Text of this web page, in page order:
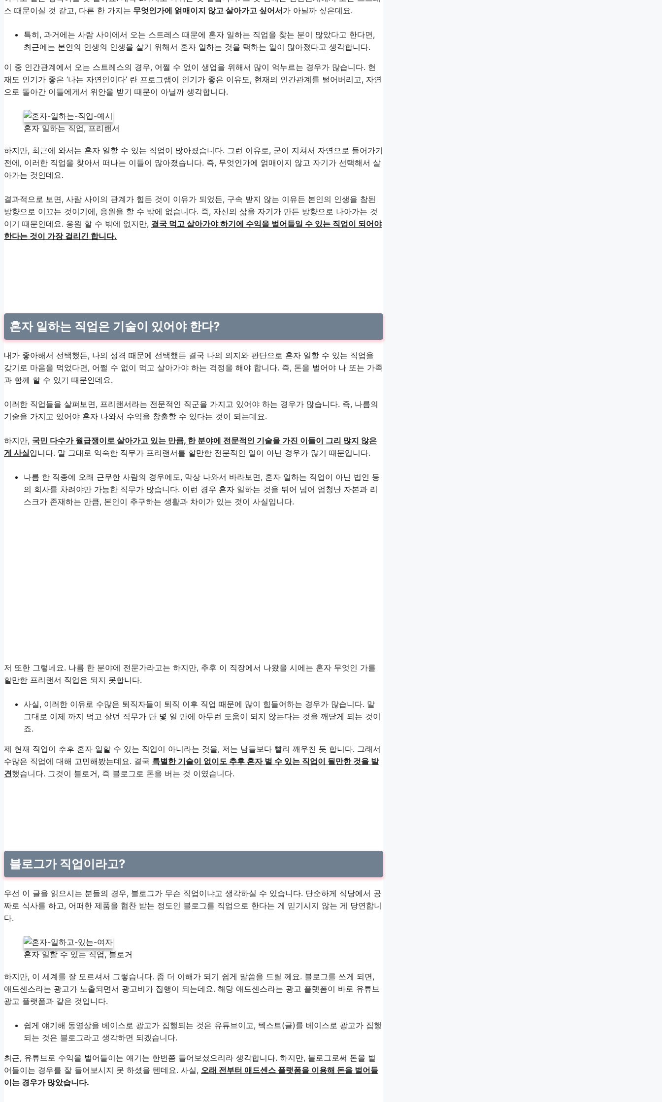
스 때문이실 것 같고, 다른 한 가지는 무엇인가에 얽매이지 않고 살아가고 싶어서가 아닐까 싶은데요.
특히, 과거에는 사람 사이에서 오는 스트레스 때문에 혼자 일하는 직업을 찾는 분이 많았다고 한다면,
최근에는 본인의 인생의 인생을 살기 위해서 혼자 일하는 것을 택하는 일이 많아졌다고 생각합니다.
이 중 인간관계에서 오는 스트레스의 경우, 어쩔 수 없이 생업을 위해서 많이 억누르는 경우가 많습니다. 현
재도 인기가 좋은 ‘나는 자연인이다’ 란 프로그램이 인기가 좋은 이유도, 현재의 인간관계를 털어버리고, 자연
으로 돌아간 이들에게서 위안을 받기 때문이 아닐까 생각합니다.
혼자 일하는 직업, 프리랜서
하지만, 최근에 와서는 혼자 일할 수 있는 직업이 많아졌습니다. 그런 이유로, 굳이 지쳐서 자연으로 들어가기
전에, 이러한 직업을 찾아서 떠나는 이들이 많아졌습니다. 즉, 무엇인가에 얽매이지 않고 자기가 선택해서 살
아가는 것인데요.
결과적으로 보면, 사람 사이의 관계가 힘든 것이 이유가 되었든, 구속 받지 않는 이유든 본인의 인생을 참된
방향으로 이끄는 것이기에, 응원을 할 수 밖에 없습니다. 즉, 자신의 삶을 자기가 만든 방향으로 나아가는 것
이기 때문인데요. 응원 할 수 밖에 없지만, 결국 먹고 살아가야 하기에 수익을 벌어들일 수 있는 직업이 되어야
한다는 것이 가장 걸리긴 합니다.
혼자 일하는 직업은 기술이 있어야 한다?
내가 좋아해서 선택했든, 나의 성격 때문에 선택했든 결국 나의 의지와 판단으로 혼자 일할 수 있는 직업을
갖기로 마음을 먹었다면, 어쩔 수 없이 먹고 살아가야 하는 걱정을 해야 합니다. 즉, 돈을 벌어야 나 또는 가족
과 함께 할 수 있기 때문인데요.
이러한 직업들을 살펴보면, 프리랜서라는 전문적인 직군을 가지고 있어야 하는 경우가 많습니다. 즉, 나름의
기술을 가지고 있어야 혼자 나와서 수익을 창출할 수 있다는 것이 되는데요.
하지만, 국민 다수가 월급쟁이로 살아가고 있는 만큼, 한 분야에 전문적인 기술을 가진 이들이 그리 많지 않은
게 사실입니다. 말 그대로 익숙한 직무가 프리랜서를 할만한 전문적인 일이 아닌 경우가 많기 때문입니다.
나름 한 직종에 오래 근무한 사람의 경우에도, 막상 나와서 바라보면, 혼자 일하는 직업이 아닌 법인 등
의 회사를 차려야만 가능한 직무가 많습니다. 이런 경우 혼자 일하는 것을 뛰어 넘어 엄청난 자본과 리
스크가 존재하는 만큼, 본인이 추구하는 생활과 차이가 있는 것이 사실입니다.
저 또한 그렇네요. 나름 한 분야에 전문가라고는 하지만, 추후 이 직장에서 나왔을 시에는 혼자 무엇인 가를
할만한 프리랜서 직업은 되지 못합니다.
사실, 이러한 이유로 수많은 퇴직자들이 퇴직 이후 직업 때문에 많이 힘들어하는 경우가 많습니다. 말
그대로 이제 까지 먹고 살던 직무가 단 몇 일 만에 아무런 도움이 되지 않는다는 것을 깨닫게 되는 것이
죠.
제 현재 직업이 추후 혼자 일할 수 있는 직업이 아니라는 것을, 저는 남들보다 빨리 깨우친 듯 합니다. 그래서
수많은 직업에 대해 고민해봤는데요. 결국 특별한 기술이 없이도 추후 혼자 벌 수 있는 직업이 될만한 것을 발
견했습니다. 그것이 블로거, 즉 블로그로 돈을 버는 것 이였습니다.
블로그가 직업이라고?
우선 이 글을 읽으시는 분들의 경우, 블로그가 무슨 직업이냐고 생각하실 수 있습니다. 단순하게 식당에서 공
짜로 식사를 하고, 어떠한 제품을 협찬 받는 정도인 블로그를 직업으로 한다는 게 믿기시지 않는 게 당연합니
다.
혼자 일할 수 있는 직업, 블로거
하지만, 이 세계를 잘 모르셔서 그렇습니다. 좀 더 이해가 되기 쉽게 말씀을 드릴 께요. 블로그를 쓰게 되면,
애드센스라는 광고가 노출되면서 광고비가 집행이 되는데요. 해당 애드센스라는 광고 플랫폼이 바로 유튜브
광고 플랫폼과 같은 것입니다.
쉽게 얘기해 동영상을 베이스로 광고가 집행되는 것은 유튜브이고, 텍스트(글)를 베이스로 광고가 집행
되는 것은 블로그라고 생각하면 되겠습니다.
최근, 유튜브로 수익을 벌어들이는 얘기는 한번쯤 들어보셨으리라 생각합니다. 하지만, 블로그로써 돈을 벌
어들이는 경우를 잘 들어보시지 못 하셨을 텐데요. 사실, 오래 전부터 애드센스 플랫폼을 이용해 돈을 벌어들
이는 경우가 많았습니다.